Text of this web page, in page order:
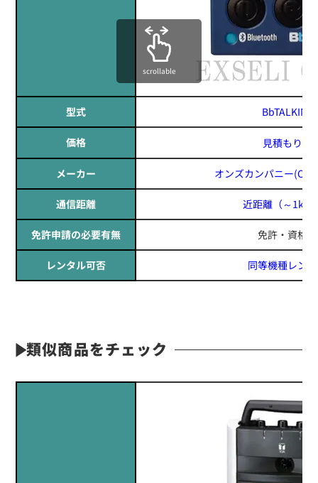
型式 BbTALKIN
価格 見積もりす
メーカー オンズカンパニー
通信距離 近距離（～1km
免許申請の必要有無 免許・資格
レンタル可否 同等機種レン
scrollable
類似商品をチェック